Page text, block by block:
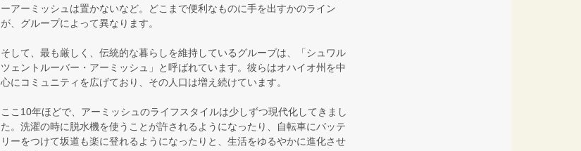
ーアーミッシュは置かないなど。どこまで便利なものに手を出すかのライン
が、グループによって異なります。
そして、最も厳しく、伝統的な暮らしを維持しているグループは、「シュワル
ツェントルーバー・アーミッシュ」と呼ばれています。彼らはオハイオ州を中
心にコミュニティを広げており、その人口は増え続けています。
ここ10年ほどで、アーミッシュのライフスタイルは少しずつ現代化してきまし
た。洗濯の時に脱水機を使うことが許されるようになったり、自転車にバッテ
リーをつけて坂道も楽に登れるようになったりと、生活をゆるやかに進化させ